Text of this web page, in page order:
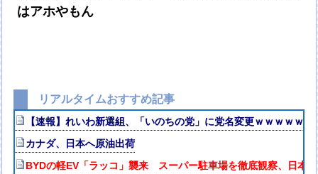
はアホやもん
リアルタイムおすすめ記事
【速報】れいわ新選組、「いのちの党」に党名変更ｗｗｗｗｗｗ
カナダ、日本へ原油出荷
BYDの軽EV「ラッコ」襲来 スーパー駐車場を徹底観察、日本